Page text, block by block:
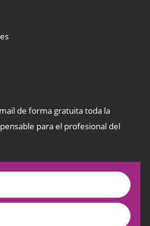
de forma gratuita toda la
para el profesional del